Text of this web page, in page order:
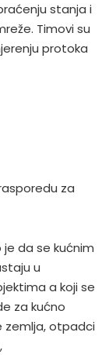
stanja i
Timovi su
protoka
za
da se kućnim
u
a koji se
za kućno
zemlja, otpadci